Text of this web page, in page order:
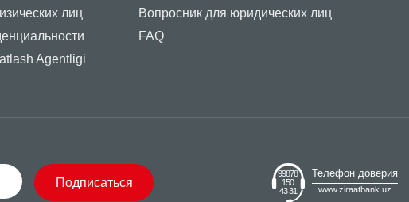
лиц
Вопросник для юридических лиц
FAQ
Agentligi
Подписаться
99878
150
43 31
Телефон доверия
www.ziraatbank.uz